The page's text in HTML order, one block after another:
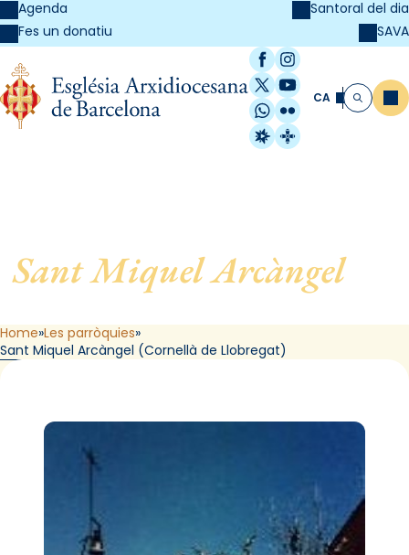
Agenda
Fes un donatiu
Santoral del dia
SAVA
Facebook
Instagram
X / Twitter
YouTube
WhatsApp
Flickr
Radio Estel
Catalunya
CA Cerca
Sant Miquel Arcàngel, de
Cornellà de Llobregat
Home Les parròquies
Sant Miquel Arcàngel (Cornellà de Llobregat)